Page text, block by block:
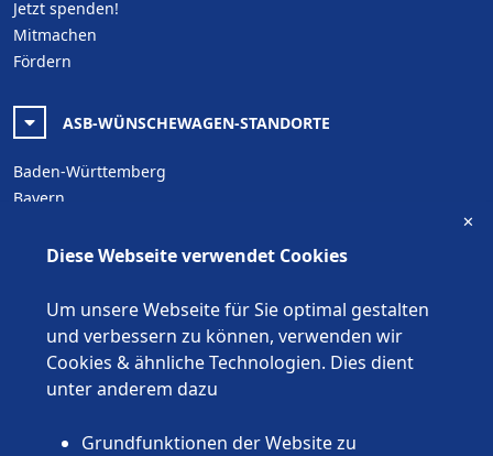
Jetzt spenden!
Mitmachen
Fördern
ASB-WÜNSCHEWAGEN-STANDORTE
Baden-Württemberg
Bayern
Brandenburg
Hamburg
Hessen
Mecklenburg-Vorpommern
Niedersachsen
Rheinland-Pfalz
Diese Webseite verwendet Cookies
Um unsere Webseite für Sie optimal gestalten
und verbessern zu können, verwenden wir
Cookies & ähnliche Technologien. Dies dient
unter anderem dazu
Grundfunktionen der Website zu
✕